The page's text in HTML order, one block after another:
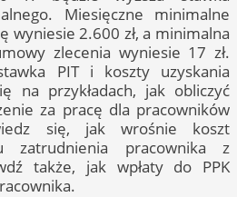
Miesięczne minimalne
wyniesie 2.600 zł, a minimalna
zlecenia wyniesie 17 zł.
PIT i koszty uzyskania
na przykładach, jak obliczyć
za pracę dla pracowników
się, jak wrośnie koszt
zatrudnienia pracownika z
także, jak wpłaty do PPK